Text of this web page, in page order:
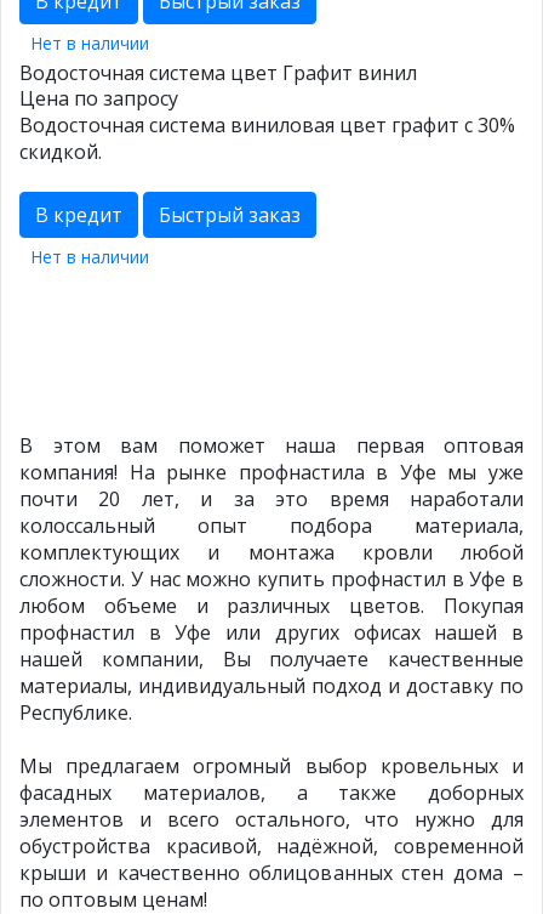
Нет в наличии
Водосточная система цвет Графит винил
Цена по запросу
Водосточная система виниловая цвет графит с 30%
скидкой.
В кредит Быстрый заказ
Нет в наличии
В этом вам поможет наша первая оптовая
компания! На рынке профнастила в Уфе мы уже
почти 20 лет, и за это время наработали
колоссальный опыт подбора материала,
комплектующих и монтажа кровли любой
сложности. У нас можно купить профнастил в Уфе в
любом объеме и различных цветов. Покупая
профнастил в Уфе или других офисах нашей в
нашей компании, Вы получаете качественные
материалы, индивидуальный подход и доставку по
Республике.
Мы предлагаем огромный выбор кровельных и
фасадных материалов, а также доборных
элементов и всего остального, что нужно для
обустройства красивой, надёжной, современной
крыши и качественно облицованных стен дома –
по оптовым ценам!